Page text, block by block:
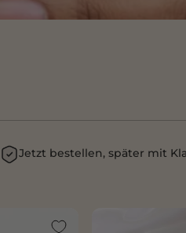
Jetzt bestellen, später mit